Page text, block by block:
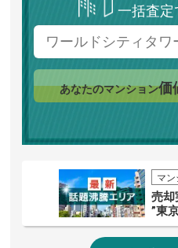
一括査定
あなたのマンション価
マ
売却
”東